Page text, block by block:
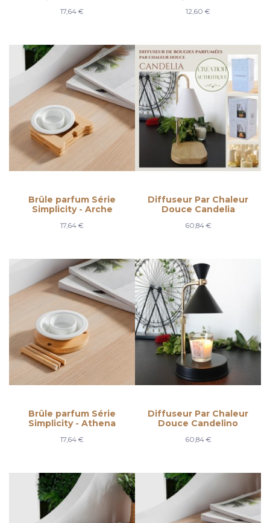
17,64 € 12,60 €
Brûle parfum Série
Simplicity - Arche
17,64 €
Diffuseur Par Chaleur
Douce Candelia
60,84 €
Brûle parfum Série
Simplicity - Athena
17,64 €
Diffuseur Par Chaleur
Douce Candelino
60,84 €